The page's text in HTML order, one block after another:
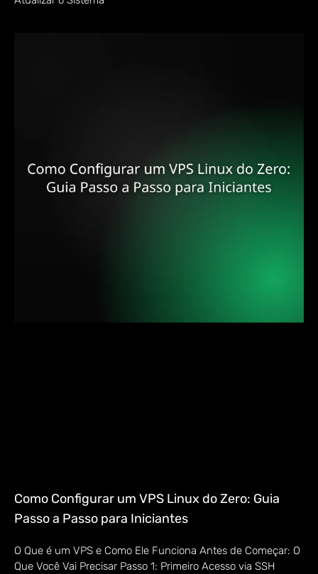
Como Configurar um VPS Linux do Zero: Guia
Passo a Passo para Iniciantes
O Que é um VPS e Como Ele Funciona Antes de Começar: O
Que Você Vai Precisar Passo 1: Primeiro Acesso via SSH